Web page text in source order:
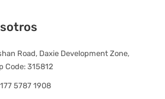
Road, Daxie Development Zone,
Code: 315812
5787 1908